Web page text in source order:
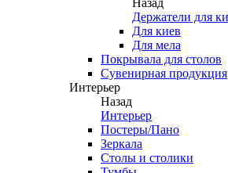
Назад
Держатели для
Для киев
Для мела
Покрывала для столов
Сувенирная продукция
Интерьер
Назад
Интерьер
Постеры/Пано
Зеркала
Столы и столики